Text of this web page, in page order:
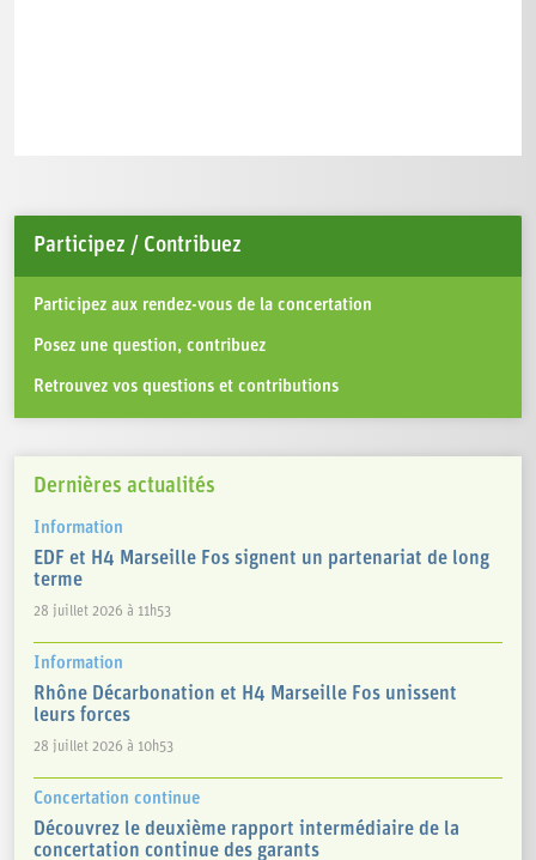
Participez / Contribuez
Participez aux rendez-vous de la concertation
Posez une question, contribuez
Retrouvez vos questions et contributions
Dernières actualités
Information
EDF et H4 Marseille Fos signent un partenariat de long
terme
28 juillet 2026 à 11h53
Information
Rhône Décarbonation et H4 Marseille Fos unissent
leurs forces
28 juillet 2026 à 10h53
Concertation continue
Découvrez le deuxième rapport intermédiaire de la
concertation continue des garants